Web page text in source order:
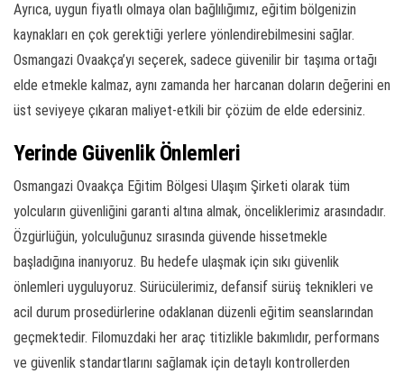
Ayrıca, uygun fiyatlı olmaya olan bağlılığımız, eğitim bölgenizin
kaynakları en çok gerektiği yerlere yönlendirebilmesini sağlar.
Osmangazi Ovaakça’yı seçerek, sadece güvenilir bir taşıma ortağı
elde etmekle kalmaz, aynı zamanda her harcanan doların değerini en
üst seviyeye çıkaran maliyet-etkili bir çözüm de elde edersiniz.
Yerinde Güvenlik Önlemleri
Osmangazi Ovaakça Eğitim Bölgesi Ulaşım Şirketi olarak tüm
yolcuların güvenliğini garanti altına almak, önceliklerimiz arasındadır.
Özgürlüğün, yolculuğunuz sırasında güvende hissetmekle
başladığına inanıyoruz. Bu hedefe ulaşmak için sıkı güvenlik
önlemleri uyguluyoruz. Sürücülerimiz, defansif sürüş teknikleri ve
acil durum prosedürlerine odaklanan düzenli eğitim seanslarından
geçmektedir. Filomuzdaki her araç titizlikle bakımlıdır, performans
ve güvenlik standartlarını sağlamak için detaylı kontrollerden